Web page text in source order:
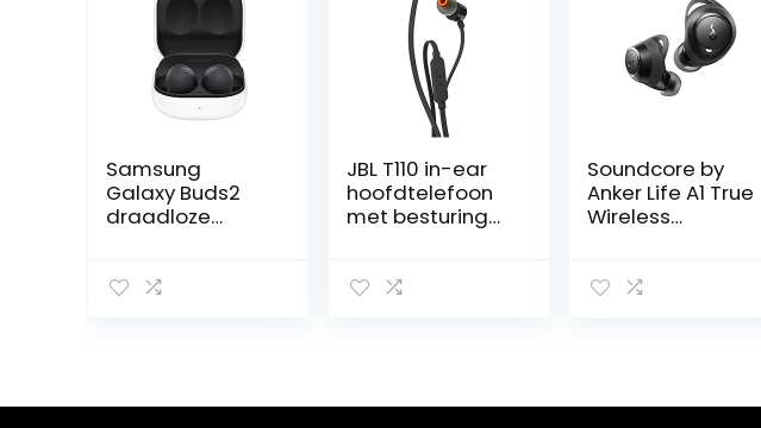
Samsung
Galaxy Buds2
draadloze
oordopjes,
JBL T110 in-ear
hoofdtelefoon
met besturing
Soundcore by
Anker Life A1 True
Wireless
aangepast
snelladen via